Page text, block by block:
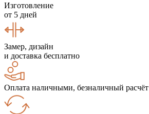
Изготовление
от 5 дней
Замер, дизайн
и доставка бесплатно
Оплата наличными, безналичный расчёт